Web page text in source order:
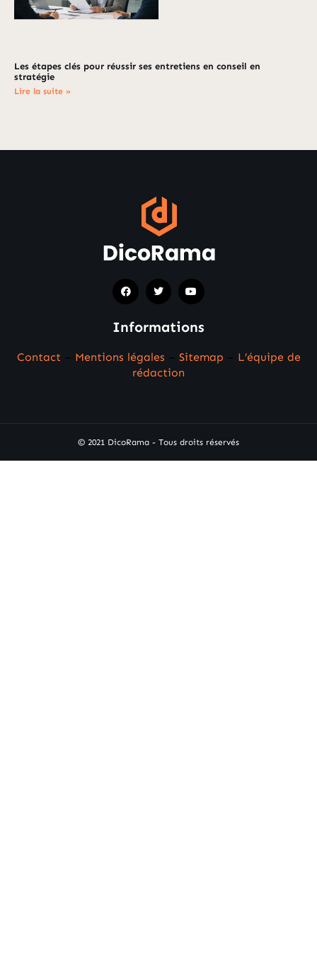
Les étapes clés pour réussir ses entretiens en conseil en
stratégie
Lire la suite »
Informations
Contact Mentions légales Sitemap
L’équipe de
rédaction
© 2021 DicoRama - Tous droits réservés